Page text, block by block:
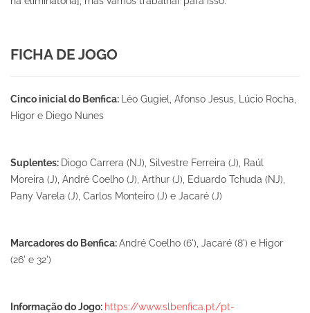
FICHA DE JOGO
Cinco inicial do Benfica:
Léo Gugiel, Afonso Jesus, Lúcio Rocha,
Higor e Diego Nunes
Suplentes: Diogo Carrera (NJ), Silvestre Ferreira (J), Raúl
Moreira (J), André Coelho (J), Arthur (J), Eduardo Tchuda (NJ),
Pany Varela (J), Carlos Monteiro (J) e Jacaré (J)
Marcadores do Benfica:André Coelho (6'), Jacaré (8') e Higor
(26' e 32')
Informação do Jogo: https://www.slbenfica.pt/pt-